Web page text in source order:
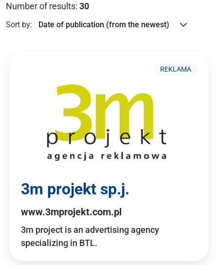
Number of results: 30
Sort by:
REKLAMA
3m projekt sp.j.
www.3mprojekt.com.pl
3m project is an advertising agency
specializing in BTL.